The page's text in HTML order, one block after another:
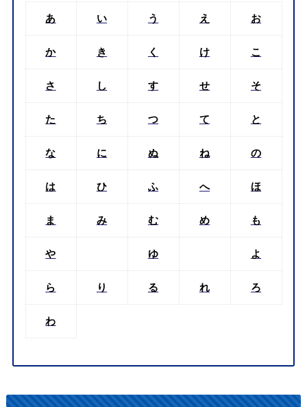
あ い う え お
か き く け こ
さ し す せ そ
た ち つ て と
な に ぬ ね の
は ひ ふ へ ほ
ま み む め も
や ゆ よ
ら り る れ ろ
わ